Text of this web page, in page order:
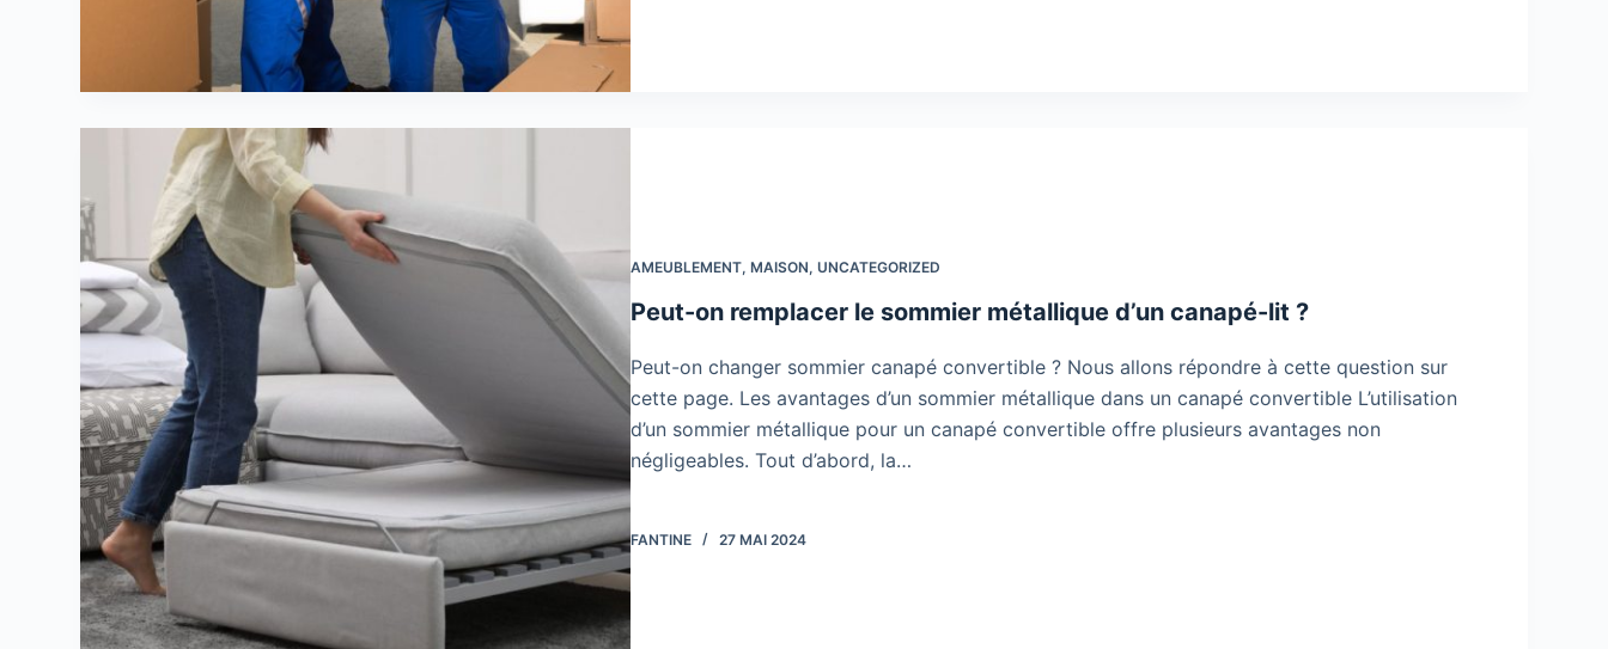
AMEUBLEMENT,MAISON,UNCATEGORIZED
Peut-on remplacer le sommier métallique d’un canapé-lit ?
Peut-on changer sommier canapé convertible ? Nous allons répondre à cette question sur
cette page. Les avantages d’un sommier métallique dans un canapé convertible L’utilisation
d’un sommier métallique pour un canapé convertible offre plusieurs avantages non
négligeables. Tout d’abord, la…
FANTINE 27 MAI 2024